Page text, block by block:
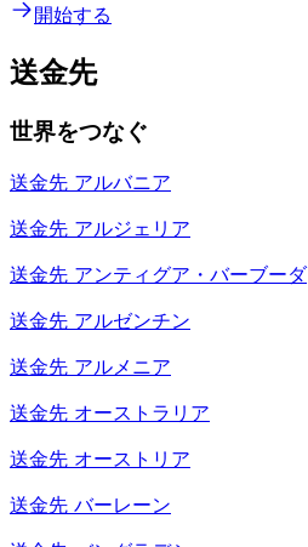
開始する
送金先
世界をつなぐ
送金先 アルバニア
送金先 アルジェリア
送金先 アンティグア・バーブーダ
送金先 アルゼンチン
送金先 アルメニア
送金先 オーストラリア
送金先 オーストリア
送金先 バーレーン